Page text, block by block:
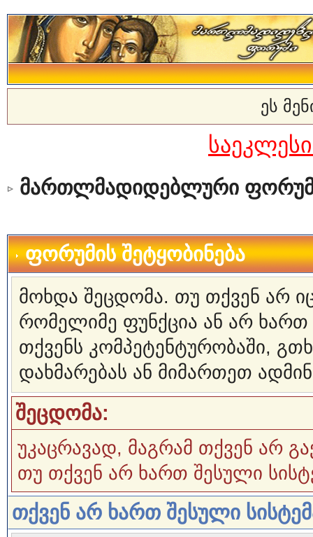
ეს
მართლმადიდებლური
ფორუმის შეტყობინება
მოხდა შეცდომა. თუ თქვენ არ
რომელიმე ფუნქცია ან არ ხართ
თქვენს კომპეტენტურობაში,
დახმარებას ან მიმართეთ
შეცდომა:
უკაცრავად, მაგრამ თქვენ არ
თუ თქვენ არ ხართ შესული
თქვენ არ ხართ შესული